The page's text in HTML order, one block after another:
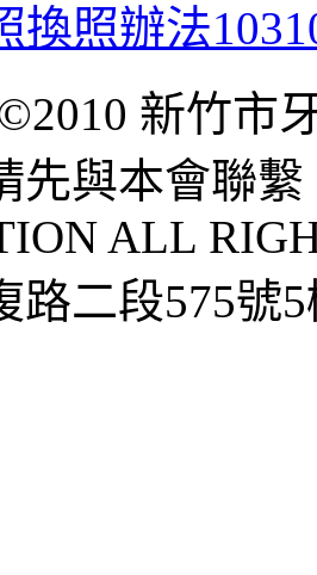
換照辦法
新竹市
先與本會聯
ALL
路二段575號